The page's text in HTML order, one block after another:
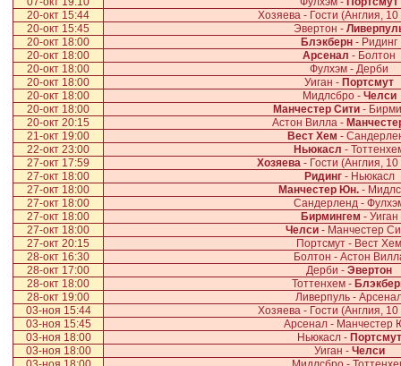
20-окт 15:44
Хозяева - Гости (Англия,
20-окт 15:45
Эвертон -
20-окт 18:00
Блэкберн - Ридинг
20-окт 18:00
Арсенал - Болтон
20-окт 18:00
Фулхэм - Дерби
20-окт 18:00
Уиган - Портсмут
20-окт 18:00
Мидлсбро - Челси
20-окт 18:00
Манчестер Сити -
20-окт 20:15
Астон Вилла -
21-окт 19:00
Вест Хем -
22-окт 23:00
Ньюкасл -
27-окт 17:59
Хозяева - Гости (Англия,
27-окт 18:00
Ридинг- Ньюкасл
27-окт 18:00
Манчестер Юн. -
27-окт 18:00
Сандерленд -
27-окт 18:00
Бирмингем - Уиган
27-окт 18:00
Челси - Манчестер
27-окт 20:15
Портсмут - Вест Хем
28-окт 16:30
Болтон - Астон
28-окт 17:00
Дерби - Эвертон
28-окт 18:00
Тоттенхем -
28-окт 19:00
Ливерпуль -
03-ноя 15:44
Хозяева - Гости (Англия,
03-ноя 15:45
Арсенал - Манчестер
03-ноя 18:00
Ньюкасл - Портсмут
03-ноя 18:00
Уиган - Челси